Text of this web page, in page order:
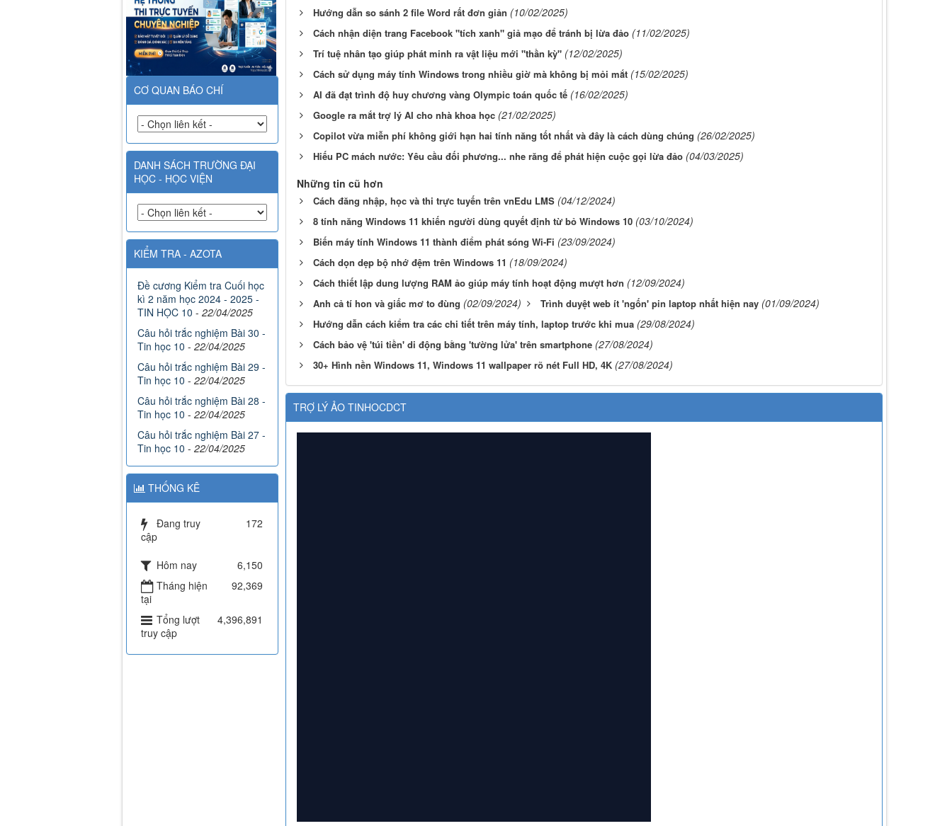
Hướng dẫn so sánh 2 file Word rất đơn giản (10/02/2025)
Cách nhận diện trang Facebook "tích xanh" giả mạo để tránh bị lừa đảo (11/02/2025)
Trí tuệ nhân tạo giúp phát minh ra vật liệu mới "thần kỳ" (12/02/2025)
Cách sử dụng máy tính Windows trong nhiều giờ mà không bị mỏi mắt (15/02/2025)
AI đã đạt trình độ huy chương vàng Olympic toán quốc tế (16/02/2025)
Google ra mắt trợ lý AI cho nhà khoa học (21/02/2025)
Copilot vừa miễn phí không giới hạn hai tính năng tốt nhất và đây là cách dùng chúng (26/02/2025)
Hiếu PC mách nước: Yêu cầu đối phương... nhe răng để phát hiện cuộc gọi lừa đảo (04/03/2025)
Những tin cũ hơn
Cách đăng nhập, học và thi trực tuyến trên vnEdu LMS (04/12/2024)
8 tính năng Windows 11 khiến người dùng quyết định từ bỏ Windows 10 (03/10/2024)
Biến máy tính Windows 11 thành điểm phát sóng Wi-Fi (23/09/2024)
Cách dọn dẹp bộ nhớ đệm trên Windows 11 (18/09/2024)
Cách thiết lập dung lượng RAM ảo giúp máy tính hoạt động mượt hơn (12/09/2024)
Anh cả tí hon và giấc mơ to đùng (02/09/2024) Trình duyệt web ít 'ngốn' pin laptop nhất hiện nay (01/09/2024)
Hướng dẫn cách kiểm tra các chi tiết trên máy tính, laptop trước khi mua (29/08/2024)
Cách bảo vệ 'túi tiền' di động bằng 'tường lửa' trên smartphone (27/08/2024)
30+ Hình nền Windows 11, Windows 11 wallpaper rõ nét Full HD, 4K (27/08/2024)
TRỢ LÝ ẢO TINHOCDCT
CƠ QUAN BÁO CHÍ
DANH SÁCH TRƯỜNG ĐẠI
HỌC - HỌC VIỆN
KIỂM TRA - AZOTA
Đề cương Kiểm tra Cuối học
kì 2 năm học 2024 - 2025 -
TIN HỌC 10 - 22/04/2025
Câu hỏi trắc nghiệm Bài 30 -
Tin học 10 - 22/04/2025
Câu hỏi trắc nghiệm Bài 29 -
Tin học 10 - 22/04/2025
Câu hỏi trắc nghiệm Bài 28 -
Tin học 10 - 22/04/2025
Câu hỏi trắc nghiệm Bài 27 -
Tin học 10 - 22/04/2025
THỐNG KÊ
Đang truy
cập
172
Hôm nay
6,150
Tháng hiện
tại
92,369
Tổng lượt
truy cập
4,396,891